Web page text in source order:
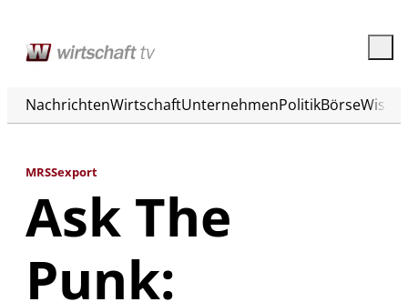
NachrichtenWirtschaftUnternehmenPolitikBörse
MRSSexport
Ask The
Punk: